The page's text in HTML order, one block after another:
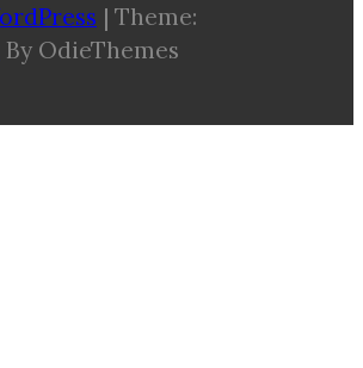
| Theme:
By OdieThemes